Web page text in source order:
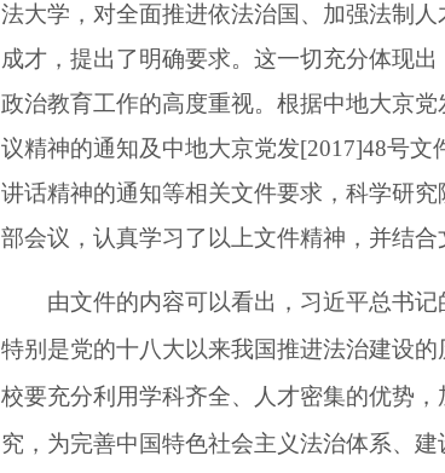
法大学，对全面推进依法治国、加强法制
成才，提出了明确要求。这一切充分体现
政治教育工作的高度重视。根据中地大京
议精神的通知及中地大京党发[2017]48号
讲话精神的通知等相关文件要求，科学研
部会议，认真学习了以上文件精神，并结
由文件的内容可以看出，习近平总书记
特别是党的十八大以来我国推进法治建设
校要充分利用学科齐全、人才密集的优势
究，为完善中国特色社会主义法治体系、